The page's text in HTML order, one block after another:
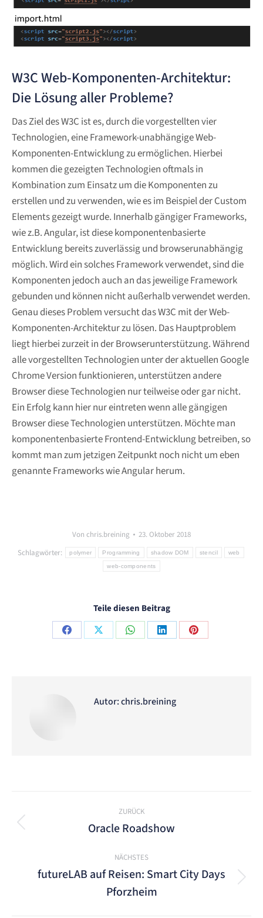
W3C Web-Komponenten-Architektur:
Die Lösung aller Probleme?
Das Ziel des W3C ist es, durch die vorgestellten vier
Technologien, eine Framework-unabhängige Web-
Komponenten-Entwicklung zu ermöglichen. Hierbei
kommen die gezeigten Technologien oftmals in
Kombination zum Einsatz um die Komponenten zu
erstellen und zu verwenden, wie es im Beispiel der Custom
Elements gezeigt wurde. Innerhalb gängiger Frameworks,
wie z.B. Angular, ist diese komponentenbasierte
Entwicklung bereits zuverlässig und browserunabhängig
möglich. Wird ein solches Framework verwendet, sind die
Komponenten jedoch auch an das jeweilige Framework
gebunden und können nicht außerhalb verwendet werden.
Genau dieses Problem versucht das W3C mit der Web-
Komponenten-Architektur zu lösen. Das Hauptproblem
liegt hierbei zurzeit in der Browserunterstützung. Während
alle vorgestellten Technologien unter der aktuellen Google
Chrome Version funktionieren, unterstützen andere
Browser diese Technologien nur teilweise oder gar nicht.
Ein Erfolg kann hier nur eintreten wenn alle gängigen
Browser diese Technologien unterstützen. Möchte man
komponentenbasierte Frontend-Entwicklung betreiben, so
kommt man zum jetzigen Zeitpunkt noch nicht um eben
genannte Frameworks wie Angular herum.
Von chris.breining
23. Oktober 2018
Schlagwörter:
polymer Programming shadow DOM stencil web
web-components
Teile diesen Beitrag
Share
Share
Share
Share
Share
Autor:chris.breining
Kommentarnavigation
ZURÜCK
Vorheriger
Oracle Roadshow
NÄCHSTES
Nächster
Beitrag:
futureLAB auf Reisen: Smart City Days
Pforzheim